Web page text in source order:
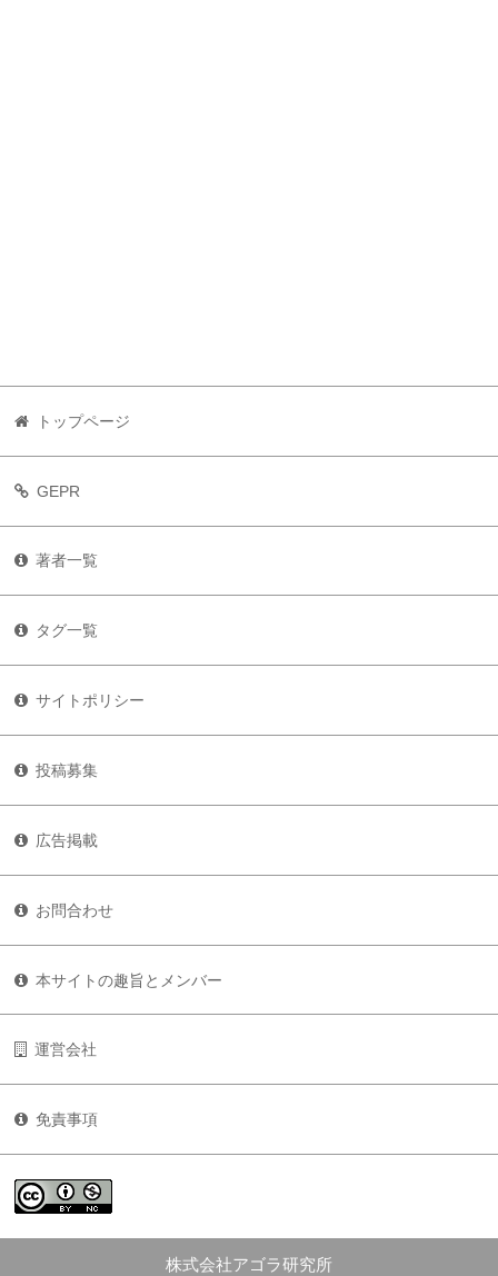
トップページ
GEPR
著者一覧
タグ一覧
サイトポリシー
投稿募集
広告掲載
お問合わせ
本サイトの趣旨とメンバー
運営会社
免責事項
株式会社アゴラ研究所